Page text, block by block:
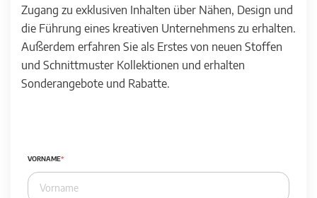
Zugang zu exklusiven Inhalten über Nähen, Design und
die Führung eines kreativen Unternehmens zu erhalten.
Außerdem erfahren Sie als Erstes von neuen Stoffen
und Schnittmuster Kollektionen und erhalten
Sonderangebote und Rabatte.
VORNAME